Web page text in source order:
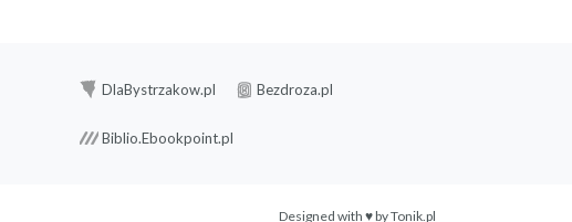
DlaBystrzakow.pl Bezdroza.pl
Biblio.Ebookpoint.pl
Designed with ♥ byTonik.pl